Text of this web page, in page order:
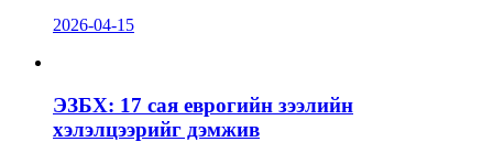
2026-04-15
ЭЗБХ: 17 сая еврогийн зээлийн
хэлэлцээрийг дэмжив